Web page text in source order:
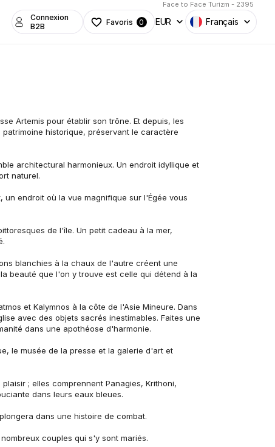
Face to Face Turizm - 2395
Connexion
B2B
Favoris 0 EUR Français
Artemis pour établir son trône. Et depuis, les
historique, préservant le caractère
architectural harmonieux. Un endroit idyllique et
naturel.
endroit où la vue magnifique sur l'Égée vous
de l'île. Un petit cadeau à la mer,
blanchies à la chaux de l'autre créent une
beauté que l'on y trouve est celle qui détend à la
et Kalymnos à la côte de l'Asie Mineure. Dans
avec des objets sacrés inestimables. Faites une
dans une apothéose d'harmonie.
le musée de la presse et la galerie d'art et
; elles comprennent Panagies, Krithoni,
dans leurs eaux bleues.
dans une histoire de combat.
couples qui s'y sont mariés.